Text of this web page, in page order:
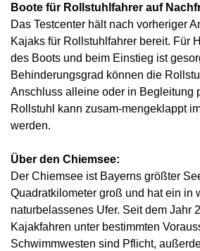
Boote für Rollstuhlfahrer auf
Das Testcenter hält nach vorheriger
Kajaks für Rollstuhlfahrer bereit. Für
des Boots und beim Einstieg ist
Behinderungsgrad können die
Anschluss alleine oder in Begleitung
Rollstuhl kann zusam-mengeklappt
werden.
Über den Chiemsee:
Der Chiemsee ist Bayerns größter
Quadratkilometer groß und hat ein in
naturbelassenes Ufer. Seit dem Jahr
Kajakfahren unter bestimmten
Schwimmwesten sind Pflicht,